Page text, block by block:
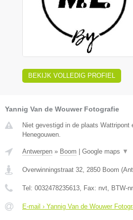
BEKIJK VOLLEDIG PROFIEL
Yannig Van de Wouwer Fotografie
Niet gevestigd in de plaats Wattripont
Henegouwen.
Antwerpen » Boom Google maps ▼
Overwinningstraat 32 2850 Boom (
Tel: 0032478235613 , Fax: nvt , BTW-
E-mail › Yannig Van de Wouwer